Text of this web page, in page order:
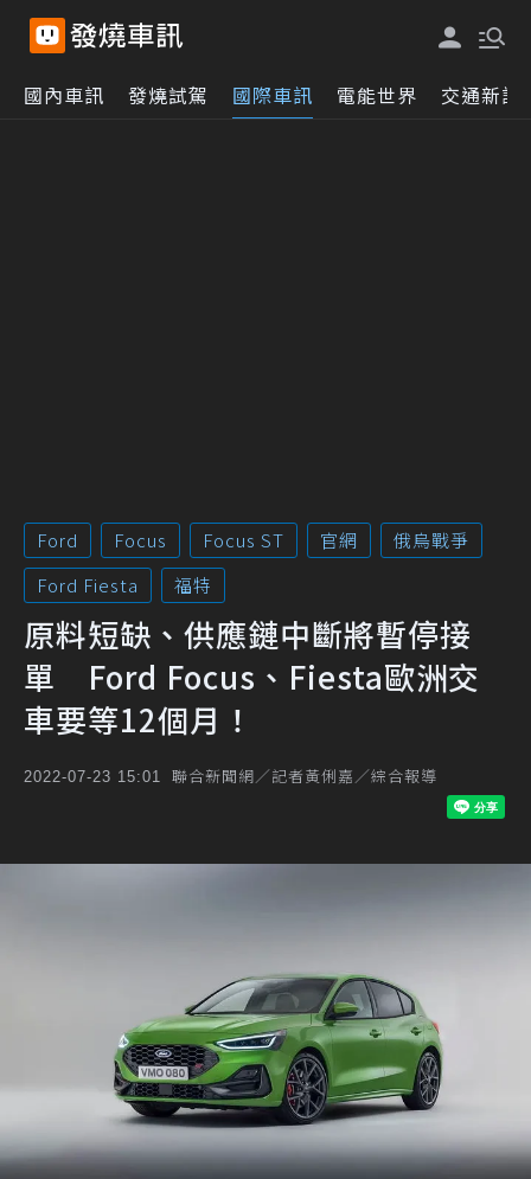
國內車訊 發燒試駕 國際車訊 電能世界 交通新訊
Ford Focus Focus ST 官網
俄烏戰爭
Ford Fiesta
福特
原料短缺、供應鏈中斷將暫停接
單 Ford Focus、Fiesta歐洲交
車要等12個月！
2022-07-23 15:01 聯合新聞網／記者黃俐嘉／綜合報導